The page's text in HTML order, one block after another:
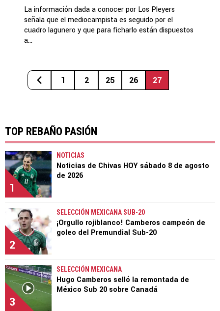
La información dada a conocer por Los Pleyers
señala que el mediocampista es seguido por el
cuadro lagunero y que para ficharlo están dispuestos
a...
1 2 25 26 27
TOP REBAÑO PASIÓN
1
NOTICIAS
Noticias de Chivas HOY sábado 8 de agosto
de 2026
2
SELECCIÓN MEXICANA SUB-20
¡Orgullo rojiblanco! Camberos campeón de
goleo del Premundial Sub-20
3
SELECCIÓN MEXICANA
Hugo Camberos selló la remontada de
México Sub 20 sobre Canadá